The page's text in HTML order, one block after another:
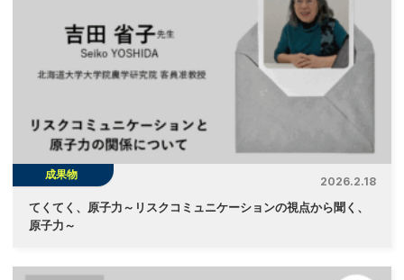
成果物
2026.2.18
てくてく、原子力～リスクコミュニケーションの視点から聞く、
原子力～